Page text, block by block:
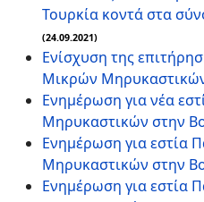
Τουρκία κοντά στα
(24.09.2021)
Ενίσχυση της
Μικρών
Ενημέρωση για νέα
Μηρυκαστικών στην
Ενημέρωση για εστία
Μηρυκαστικών στην
Ενημέρωση για εστία